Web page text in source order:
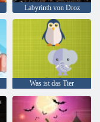
Labyrinth von Droz
Was ist das Tier